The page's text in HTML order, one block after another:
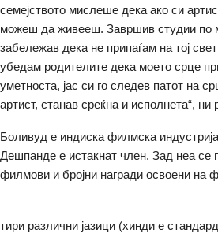
семејството мислеше дека ако си
можеш да живееш. Завршив студии по
забележав дека не припаѓам на тој
убедам родителите дека моето срце
уметноста, јас си го следев патот на
артист, станав среќна и исполнета“,
Боливуд е индиска филмска индустрија
Дешпанде е истакнат член. Зад неа се
филмови и бројни награди освоени на
различни јазици (хинди е